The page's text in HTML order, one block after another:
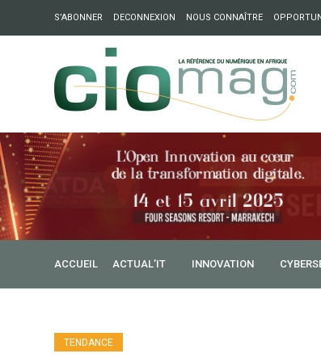
S’ABONNER DECONNEXION NOUS CONNAÎTRE
: Partech Shaker lance Chapter54 pour créer
ACCUEIL ACTUAL’IT INNOVATION
TENDANCE